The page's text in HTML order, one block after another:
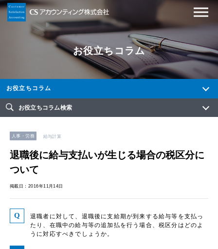
お役立ちコラム
お役立ちコラム
お役立ちコラム検索
人事・労務 給与計算
退職後に給与支払いが生じる場合の税区分に
ついて
掲載日：2016年11月14日
退職者に対して、退職後に支給期が到来する給与等を支払っ
たり、在職中の給与等の追加払を行う場合、税区分はどのよ
うに対応すべきでしょうか。